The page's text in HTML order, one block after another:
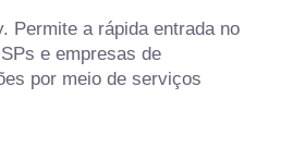
Permite a rápida entrada no
e empresas de
por meio de serviços